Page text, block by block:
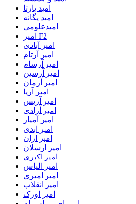
امید یارتا
امید یگانه
امیدعلومی
امیر F2
امیر آبادی
امیر آرتام
امیر آرسام
امیر آرسین
امیر آرمان
امیر آریا
امیر آریس
امیر آزادی
امیر آمیار
امیر ابدی
امیر اران
امیر ارسلان
امیر اکبری
امیر الیاس
امیر امیری
امیر انقلاب
امیر اورک